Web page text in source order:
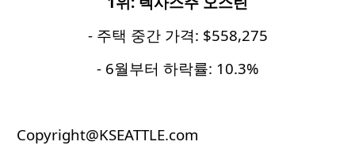
- 주택 중간 가격: $558,275
- 6월부터 하락률: 10.3%
Copyright@KSEATTLE.com